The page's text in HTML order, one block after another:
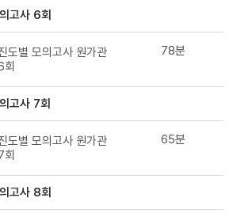
고사 6회
도별 모의고사 원가관
회
78분
고사 7회
도별 모의고사 원가관
회
65분
고사 8회